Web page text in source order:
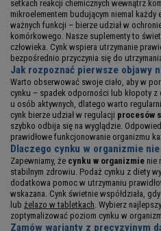
setkach reakcji chemicznych wewnątrz
mikroelementem budującym niemal każdy
ważnych funkcji – bierze udział w
komórkowego. Nasze suplementy to
człowieka. Cynk wspiera utrzymanie
bezpośrednio przyczynia się do
Jak rozpoznać pierwsze objawy
Warto obserwować swoje ciało, aby w
cynku – spadek odporności lub kłopoty
u osób aktywnych, dlatego warto
cynk bierze udział w regulacji procesów
szybko odbija się na wyglądzie.
prawidłowe funkcjonowanie organizmu
Dlaczego cynku w organizmie
Zapewniamy, że cynku w organizmie nie
stabilnym zdrowiu. Podaż cynku z diety
dodatkowa pomoc w utrzymaniu
wskazana. Cynk świetnie współdziała,
lub żelazo w tabletkach . Wybierz
zoptymalizować poziom cynku w
Zamów warianty z precyzyjnym